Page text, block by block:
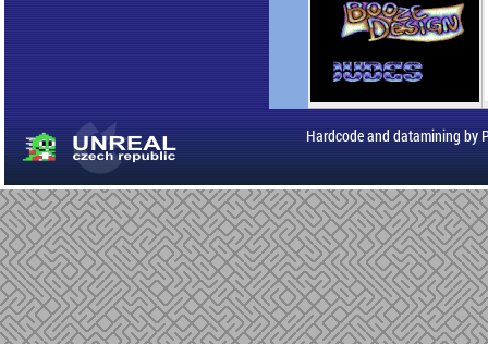
Hardcode and datamining by